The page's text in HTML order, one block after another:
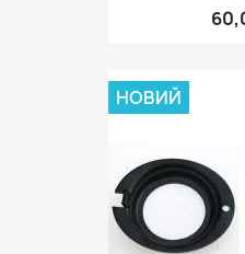
НОВИЙ